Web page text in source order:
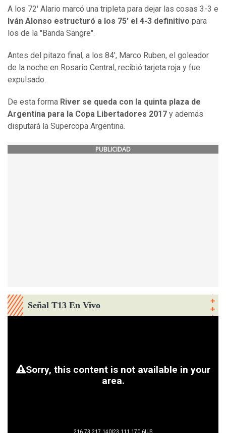
A los 72' Alario marcó una tripleta para dejar las cosas 3-3 e
Iván Alonso estructuró a los 75' el 4-3 definitivo para
los de la "Banda Sangre".
Antes del pitazo final, a los 84', Marco Ruben, el goleador
de la noche en Rosario Central, recibió tarjeta roja y fue
expulsado.
De esta forma River se queda con la quinta plaza de
Argentina para la Copa Libertadores 2017 y además
disputará la Supercopa Argentina.
PUBLICIDAD
Señal T13 En Vivo